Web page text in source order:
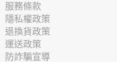
服務條款
隱私權政策
退換貨政策
運送政策
防詐騙宣導